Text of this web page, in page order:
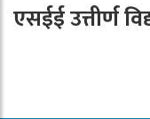
एसईई उत्तीर्ण